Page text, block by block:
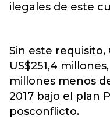
ilegales de este
Sin este
US$251,4
millones menos
2017 bajo el plan
posconflicto.